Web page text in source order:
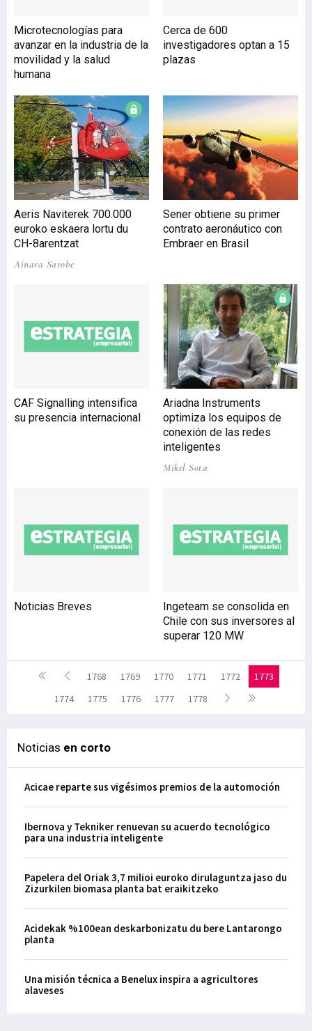
procesos y productos. El
término ‘calidad’ tiene
diferentes percepciones y
objetivo es, siempre,
satisfacer las expectativas
y necesidades de los
clientes. El aseguramiento
de este parámetro se lleva
a cabo, normalmente, por
procedimientos de control
investigación de la
UPV/EHU h
Microtecnologías para
avanzar en la industria de la
movilidad y la salud
humana
Cerca de 600
investigadores optan a 15
plazas
Aeris Naviterek 700.000
euroko eskaera lortu du
CH-8arentzat
Ainara Sarobe
Sener obtiene su primer
contrato aeronáutico con
Embraer en Brasil
CAF Signalling intensifica
su presencia internacional
Ariadna Instruments
optimiza los equipos de
conexión de las redes
inteligentes
Mikel Sota
Noticias Breves
Ingeteam se consolida en
Chile con sus inversores al
superar 120 MW
1768 1769 1770 1771 1772
1773
1774
1775 1776 1777 1778
Noticias en corto
Acicae reparte sus vigésimos premios de la automoción
Ibernova y Tekniker renuevan su acuerdo tecnológico
para una industria inteligente
Papelera del Oriak 3,7 milioi euroko dirulaguntza jaso du
Zizurkilen biomasa planta bat eraikitzeko
Acidekak %100ean deskarbonizatu du bere Lantarongo
planta
Una misión técnica a Benelux inspira a agricultores
alaveses